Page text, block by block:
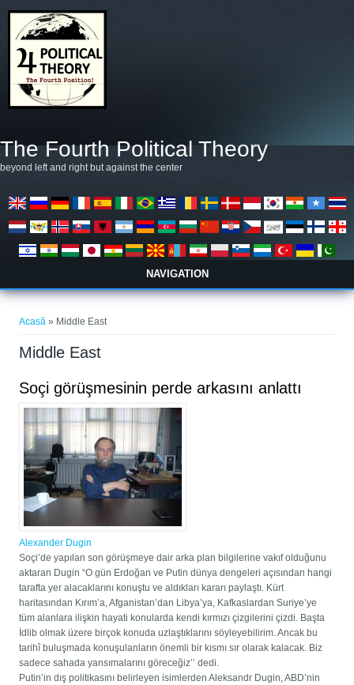
The Fourth Political Theory
beyond left and right but against the center
NAVIGATION
Acasă » Middle East
Middle East
Soçi görüşmesinin perde arkasını anlattı
Alexander Dugin
Soçi’de yapılan son görüşmeye dair arka plan bilgilerine vakıf olduğunu
aktaran Dugin “O gün Erdoğan ve Putin dünya dengeleri açısından hangi
tarafta yer alacaklarını konuştu ve aldıkları kararı paylaştı. Kürt
haritasından Kırım’a, Afganistan’dan Libya’ya, Kafkaslardan Suriye’ye
tüm alanlara ilişkin hayati konularda kendi kırmızı çizgilerini çizdi. Başta
İdlib olmak üzere birçok konuda uzlaştıklarını söyleyebilirim. Ancak bu
tarihî buluşmada konuşulanların önemli bir kısmı sır olarak kalacak. Biz
sadece sahada yansımalarını göreceğiz’’ dedi.
Putin’in dış politikasını belirleyen isimlerden Aleksandr Dugin, ABD’nin